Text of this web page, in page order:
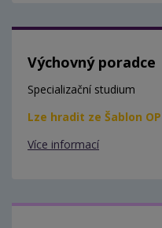
Výchovný poradce
Specializační studium
Lze hradit ze Šablon OP
Více informací